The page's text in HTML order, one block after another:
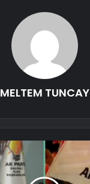
MELTEM TUNCAY